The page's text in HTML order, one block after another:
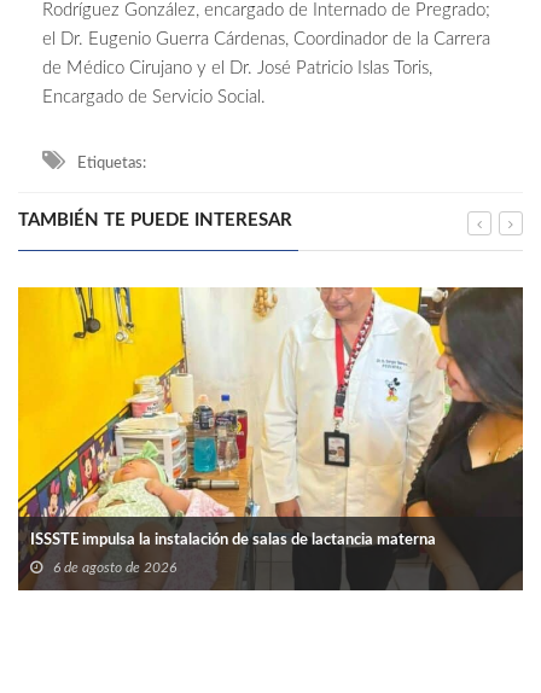
Rodríguez González, encargado de Internado de Pregrado;
el Dr. Eugenio Guerra Cárdenas, Coordinador de la Carrera
de Médico Cirujano y el Dr. José Patricio Islas Toris,
Encargado de Servicio Social.
Etiquetas:
TAMBIÉN TE PUEDE INTERESAR
ISSSTE impulsa la instalación de salas de lactancia materna
6 de agosto de 2026